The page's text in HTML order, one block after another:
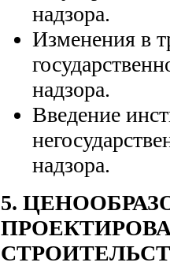
надзора.
Изменения в
надзора.
Введение
надзора.
5.